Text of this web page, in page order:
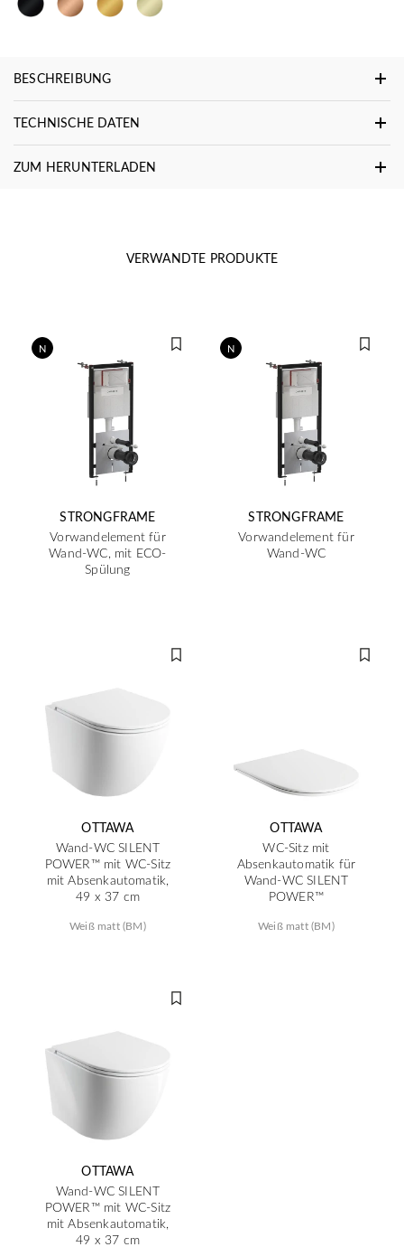
BESCHREIBUNG
TECHNISCHE DATEN
ZUM HERUNTERLADEN
VERWANDTE PRODUKTE
N
STRONGFRAME
Vorwandelement für
Wand-WC, mit ECO-
Spülung
N
STRONGFRAME
Vorwandelement für
Wand-WC
OTTAWA
Wand-WC SILENT
POWER™ mit WC-Sitz
mit Absenkautomatik,
49 x 37 cm
Weiß matt (BM)
OTTAWA
WC-Sitz mit
Absenkautomatik für
Wand-WC SILENT
POWER™
Weiß matt (BM)
OTTAWA
Wand-WC SILENT
POWER™ mit WC-Sitz
mit Absenkautomatik,
49 x 37 cm